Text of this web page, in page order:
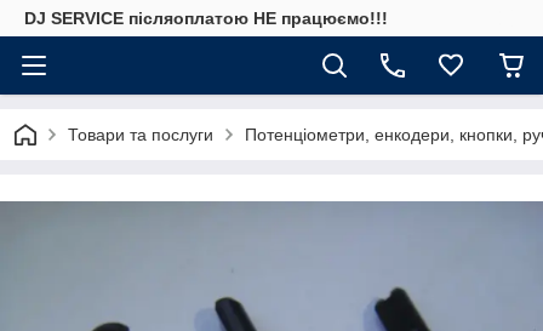
DJ SERVICE пiсляоплатою НЕ працюємо!!!
Товари та послуги Потенціометри, енкодери, кнопки,